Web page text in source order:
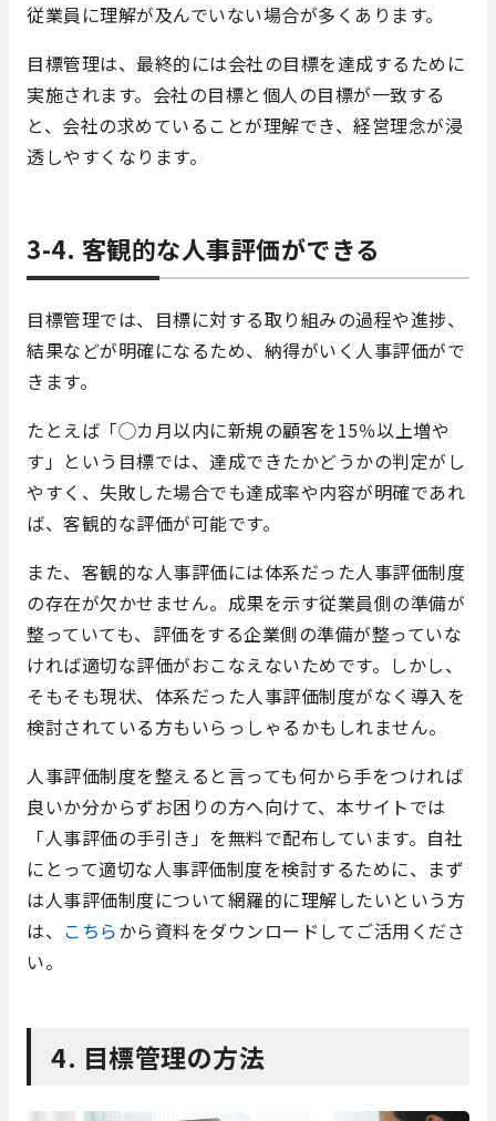
従業員に理解が及んでいない場合が多くあります。
目標管理は、最終的には会社の目標を達成するために
実施されます。会社の目標と個人の目標が一致する
と、会社の求めていることが理解でき、経営理念が浸
透しやすくなります。
3-4. 客観的な人事評価ができる
目標管理では、目標に対する取り組みの過程や進捗、
結果などが明確になるため、納得がいく人事評価がで
きます。
たとえば「◯カ月以内に新規の顧客を15％以上増や
す」という目標では、達成できたかどうかの判定がし
やすく、失敗した場合でも達成率や内容が明確であれ
ば、客観的な評価が可能です。
また、客観的な人事評価には体系だった人事評価制度
の存在が欠かせません。成果を示す従業員側の準備が
整っていても、評価をする企業側の準備が整っていな
ければ適切な評価がおこなえないためです。しかし、
そもそも現状、体系だった人事評価制度がなく導入を
検討されている方もいらっしゃるかもしれません。
人事評価制度を整えると言っても何から手をつければ
良いか分からずお困りの方へ向けて、本サイトでは
「人事評価の手引き」を無料で配布しています。自社
にとって適切な人事評価制度を検討するために、まず
は人事評価制度について網羅的に理解したいという方
は、 こちらから資料をダウンロードしてご活用くださ
い。
4. 目標管理の方法